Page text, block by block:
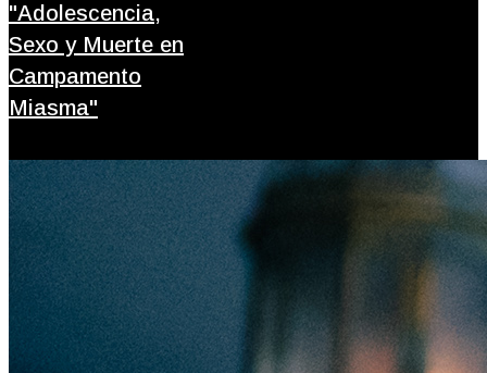
"Adolescencia,
Sexo y Muerte en
Campamento
Miasma"